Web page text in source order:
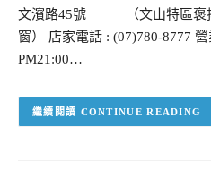
文濱路45號 （文山特區褒揚
窗） 店家電話 : (07)780-8777
PM21:00…
CONTINUE READING